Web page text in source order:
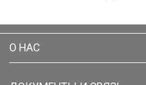
О НАС